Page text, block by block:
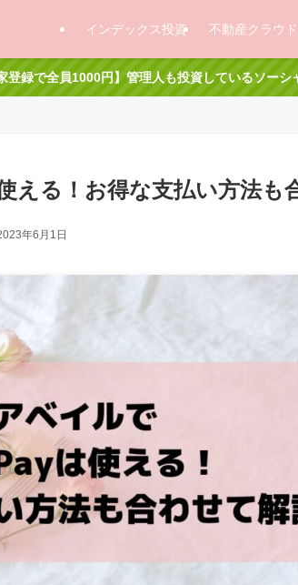
インデックス投資 不動産クラウ
登録で全員1000円】管理人も投資しているソーシ
える！お得な支払い方法も
年6月1日